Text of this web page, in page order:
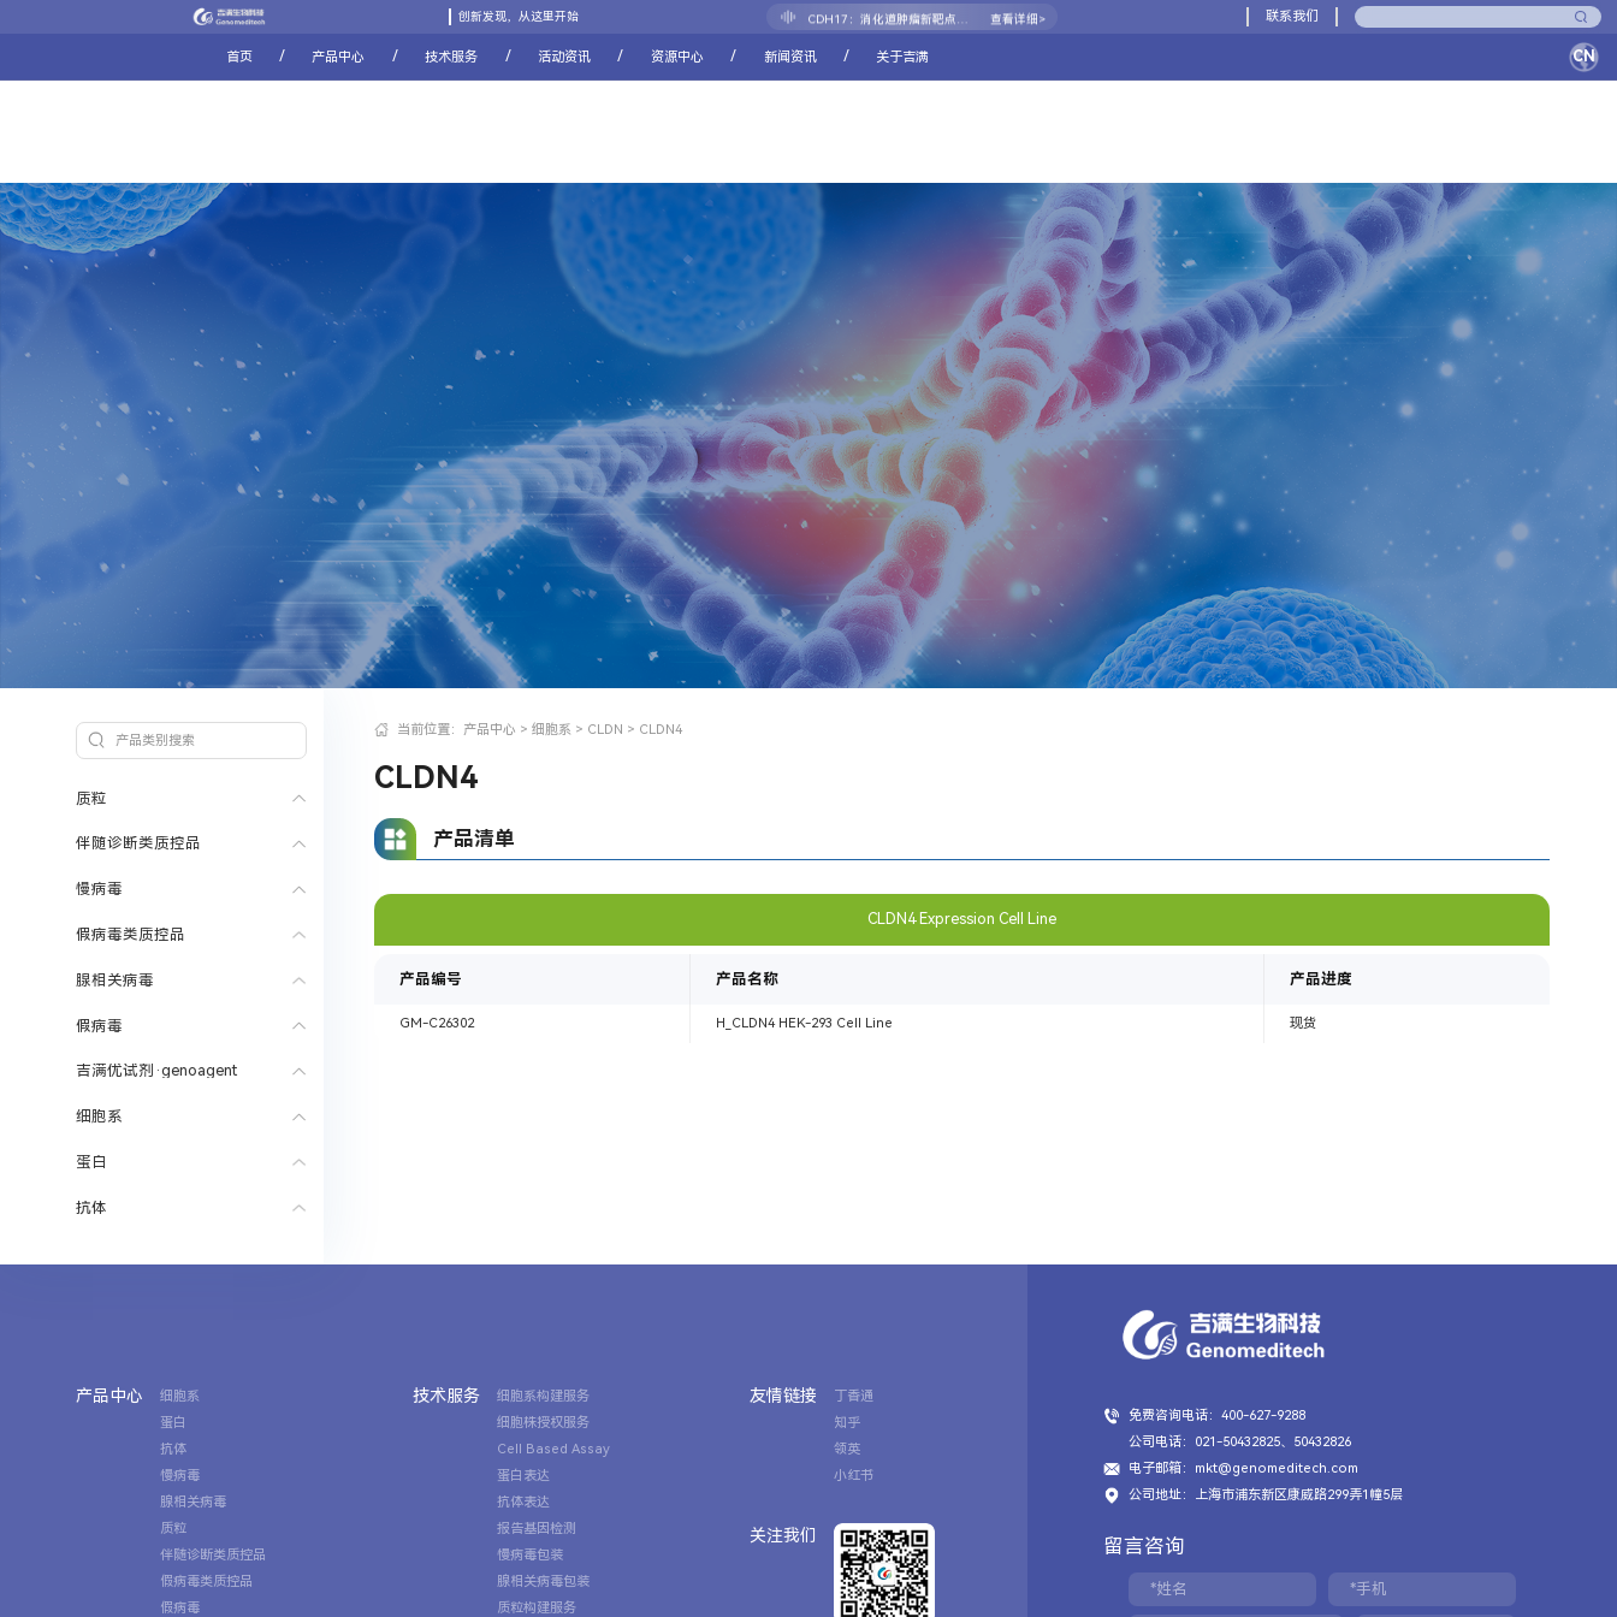
创新发现，从这里开始 查看详细> 联系我们
首页 / 产品中心 / 技术服务 / 活动资讯 / 资源中心 / 新闻资讯 / 关于吉满 CN
质粒
伴随诊断类质控品
慢病毒
假病毒类质控品
腺相关病毒
假病毒
吉满优试剂·genoagent
细胞系
蛋白
抗体
当前位置： 产品中心 >细胞系 > CLDN > CLDN4
CLDN4
产品清单
CLDN4 Expression Cell Line
产品编号 产品名称 产品进度
GM-C26302 H_CLDN4 HEK-293 Cell Line 现货
产品中心
细胞系
蛋白
抗体
慢病毒
腺相关病毒
质粒
伴随诊断类质控品
假病毒类质控品
假病毒
技术服务
细胞系构建服务
细胞株授权服务
Cell Based Assay
蛋白表达
抗体表达
报告基因检测
慢病毒包装
腺相关病毒包装
质粒构建服务
友情链接
丁香通
知乎
领英
小红书
关注我们
免费咨询电话：400-627-9288
公司电话：021-50432825、50432826
电子邮箱：mkt@genomeditech.com
公司地址：上海市浦东新区康威路299弄1幢5层
留言咨询